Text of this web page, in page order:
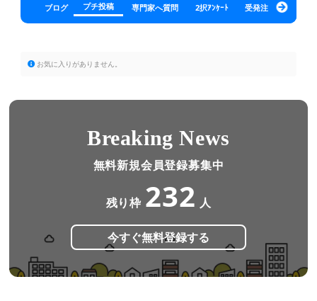
ブログ プチ投稿 専門家へ質問 2択ｱﾝｹｰﾄ 受発注・求人
お気に入りがありません。
Breaking News
無料新規会員登録募集中
残り枠 232 人
今すぐ無料登録する